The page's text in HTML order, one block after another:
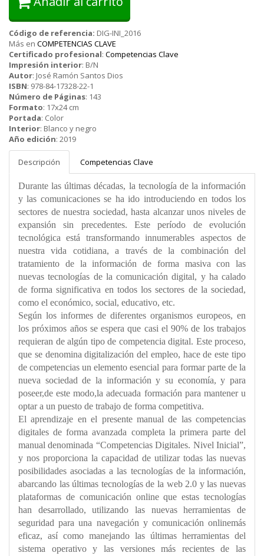
Código de referencia: DIG-INI_2016
Más en COMPETENCIAS CLAVE
Certificado profesional: Competencias Clave
Impresión interior: B/N
Autor: José Ramón Santos Dios
ISBN: 978-84-17328-22-1
Número de Páginas: 143
Formato: 17x24 cm
Portada: Color
Interior: Blanco y negro
Año edición: 2019
Descripción Competencias Clave
Durante las últimas décadas, la tecnología de la información
y las comunicaciones se ha ido introduciendo en todos los
sectores de nuestra sociedad, hasta alcanzar unos niveles de
expansión sin precedentes. Este período de evolución
tecnológica está transformando innumerables aspectos de
nuestra vida cotidiana, a través de la combinación del
tratamiento de la información de forma masiva con las
nuevas tecnologías de la comunicación digital, y ha calado
de forma significativa en todos los sectores de la sociedad,
como el económico, social, educativo, etc.
Según los informes de diferentes organismos europeos, en
los próximos años se espera que casi el 90% de los trabajos
requieran de algún tipo de competencia digital. Este proceso,
que se denomina digitalización del empleo, hace de este tipo
de competencias un elemento esencial para formar parte de la
nueva sociedad de la información y su economía, y para
poseer,de este modo,la adecuada formación para mantener u
optar a un puesto de trabajo de forma competitiva.
El aprendizaje en el presente manual de las competencias
digitales de forma avanzada completa la primera parte del
manual denominada “Competencias Digitales. Nivel Inicial”,
y nos proporciona la capacidad de utilizar todas las nuevas
posibilidades asociadas a las tecnologías de la información,
abarcando las últimas tecnologías de la web 2.0 y las nuevas
plataformas de comunicación online que estas tecnologías
han desarrollado, utilizando las nuevas herramientas de
seguridad para una navegación y comunicación onlinemás
eficaz, así como manejando las últimas herramientas del
sistema operativo y las versiones más recientes de las